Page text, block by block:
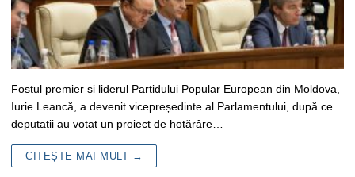
Fostul premier și liderul Partidului Popular European din Moldova,
Iurie Leancă, a devenit vicepreședinte al Parlamentului, după ce
deputații au votat un proiect de hotărâre…
CITEȘTE MAI MULT →